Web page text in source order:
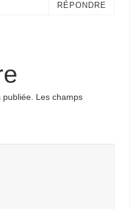
RÉPONDRE
publiée. Les champs